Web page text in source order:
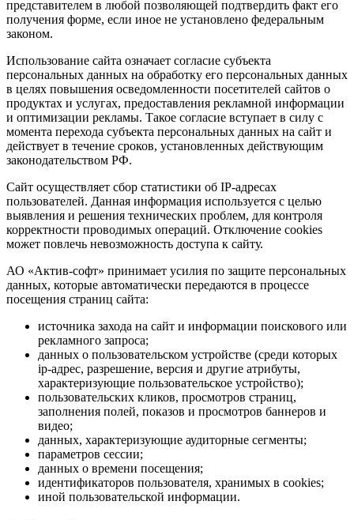
представителем в любой позволяющей подтвердить факт его
получения форме, если иное не установлено федеральным
законом.
Использование сайта означает согласие субъекта
персональных данных на обработку его персональных данных
в целях повышения осведомленности посетителей сайтов о
продуктах и услугах, предоставления рекламной информации
и оптимизации рекламы. Такое согласие вступает в силу с
момента перехода субъекта персональных данных на сайт и
действует в течение сроков, установленных действующим
законодательством РФ.
Сайт осуществляет сбор статистики об IP-адресах
пользователей. Данная информация используется с целью
выявления и решения технических проблем, для контроля
корректности проводимых операций. Отключение cookies
может повлечь невозможность доступа к сайту.
АО «Актив-софт» принимает усилия по защите персональных
данных, которые автоматически передаются в процессе
посещения страниц сайта:
источника захода на сайт и информации поискового или
рекламного запроса;
данных о пользовательском устройстве (среди которых
ip-адрес, разрешение, версия и другие атрибуты,
характеризующие пользовательское устройство);
пользовательских кликов, просмотров страниц,
заполнения полей, показов и просмотров баннеров и
видео;
данных, характеризующие аудиторные сегменты;
параметров сессии;
данных о времени посещения;
идентификаторов пользователя, хранимых в cookies;
иной пользовательской информации.